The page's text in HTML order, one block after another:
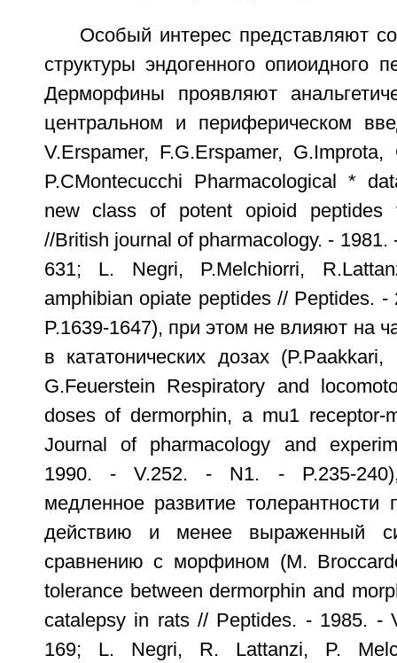
Особый интерес представляют
структуры эндогенного опиоидного
Дерморфины проявляют
центральном и периферическом
V.Erspamer, F.G.Erspamer, G.Improta,
P.СMontecucchi Pharmacological *
new class of potent opioid peptides
//British journal of pharmacology. - 1981.
631; L. Negri, P.Melchiorri,
amphibian opiate peptides // Peptides.
P.1639-1647), при этом не влияют на
в кататонических дозах
G.Feuerstein Respiratory and
doses of dermorphin, a mu1 receptor-
Journal of pharmacology and
1990. - V.252. - N1. - P.235-
медленное развитие толерантности
действию и менее выраженный
сравнению с морфином (М.
tolerance between dermorphin and
catalepsy in rats // Peptides. - 1985. -
169; L. Negri, R. Lattanzi, P.